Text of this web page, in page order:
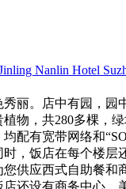
Nanlin Hotel
。店中有园，园
物，共280多棵，
有宽带网络和
，饭店在每个楼层
应西式自助餐和
还设有商务中心、